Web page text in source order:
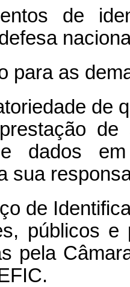
de
para as
de
dados
sua
de
públicos
pela